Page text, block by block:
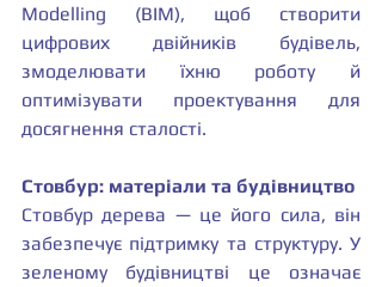
Modelling (BIM), щоб створити
цифрових двійників будівель,
змоделювати їхню роботу й
оптимізувати проектування для
досягнення сталості.
Стовбур: матеріали та будівництво
Стовбур дерева — це його сила, він
забезпечує підтримку та структуру. У
зеленому будівництві це означає